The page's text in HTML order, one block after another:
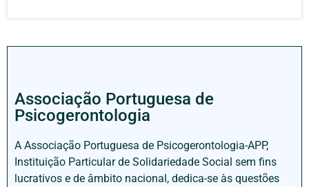
Associação Portuguesa de
Psicogerontologia
A Associação Portuguesa de Psicogerontologia-APP,
Instituição Particular de Solidariedade Social sem fins
lucrativos e de âmbito nacional, dedica-se às questões